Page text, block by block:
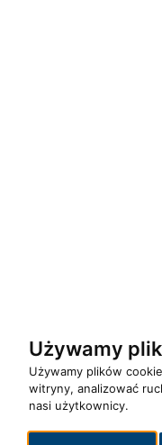
Używamy
Używamy plików
witryny, analizować
nasi użytkownicy.